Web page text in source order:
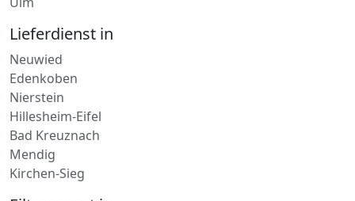
Lieferdienst in
Neuwied
Edenkoben
Nierstein
Hillesheim-Eifel
Bad Kreuznach
Mendig
Kirchen-Sieg
Eiltransport in